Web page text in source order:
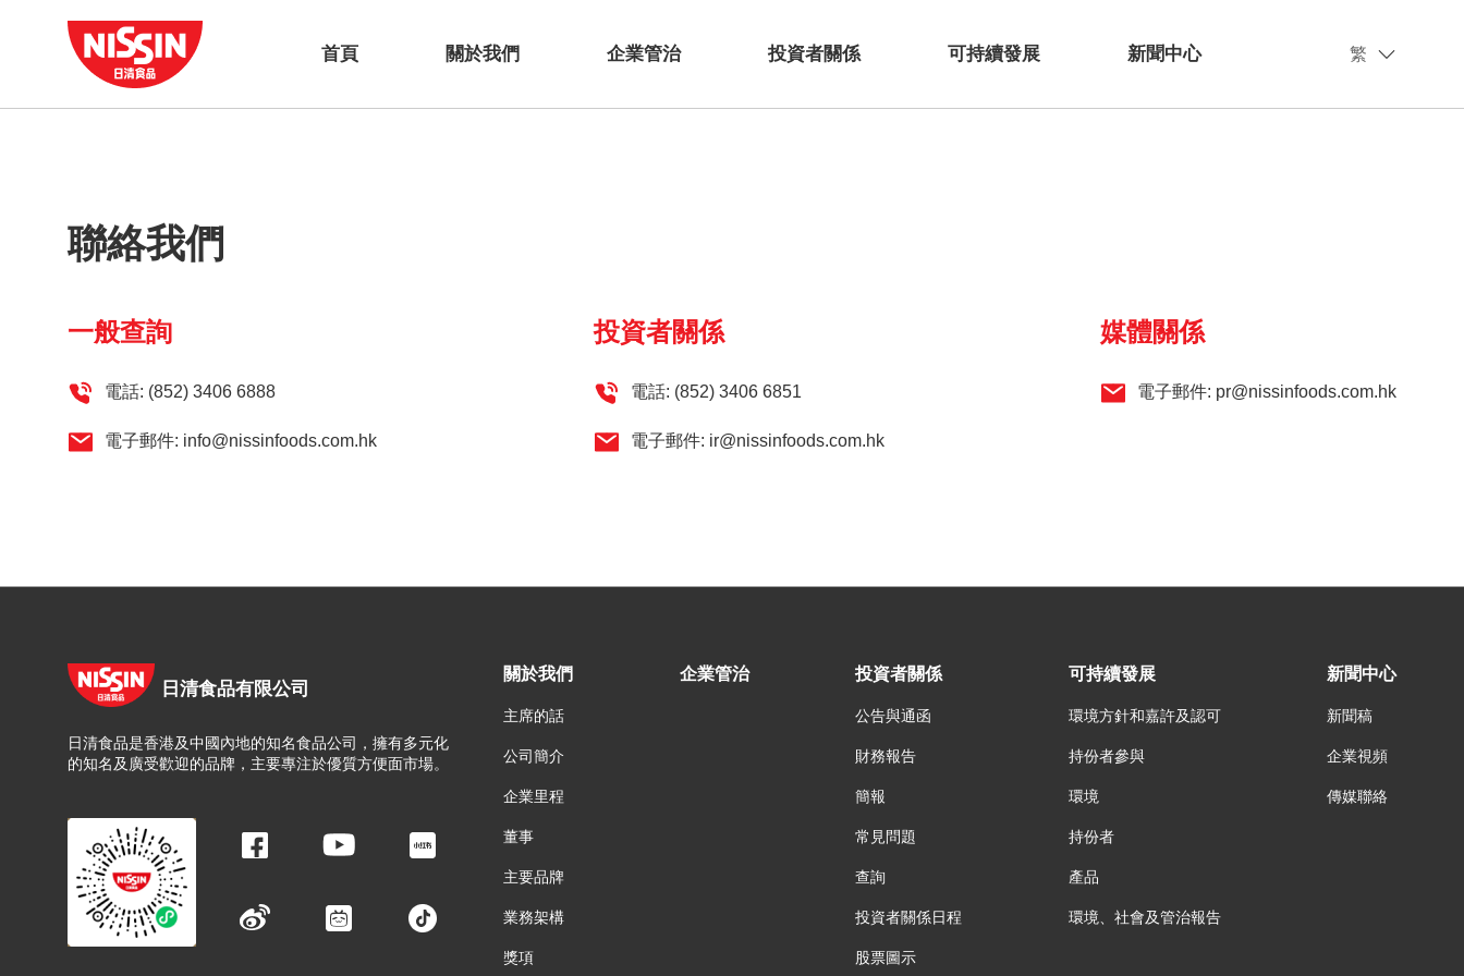
首頁 關於我們 企業管治 投資者關係 可持續發展 新聞中心 繁
聯絡我們
一般查詢
電話: (852) 3406 6888
電子郵件: info@nissinfoods.com.hk
投資者關係
電話: (852) 3406 6851
電子郵件: ir@nissinfoods.com.hk
媒體關係
電子郵件: pr@nissinfoods.com.hk
日清食品有限公司
日清食品是香港及中國內地的知名食品公司，擁有多元化
的知名及廣受歡迎的品牌，主要專注於優質方便面市場。
關於我們
主席的話
公司簡介
企業里程
董事
主要品牌
業務架構
獎項
企業管治 投資者關係
公告與通函
財務報告
簡報
常見問題
查詢
投資者關係日程
股票圖示
可持續發展
環境方針和嘉許及認可
持份者參與
環境
持份者
產品
環境、社會及管治報告
新聞中心
新聞稿
企業視頻
傳媒聯絡